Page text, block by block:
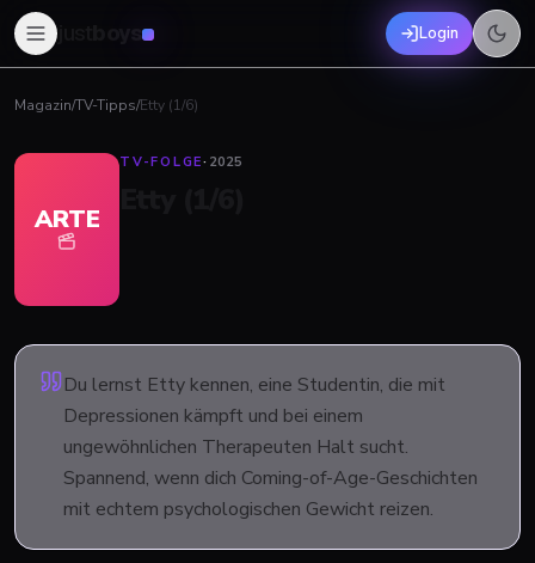
boys Login
Magazin/TV-Tipps/Etty (1/6)
ARTE
TV-FOLGE· 2025
Du lernst Etty kennen, eine Studentin, die mit
Depressionen kämpft und bei einem
ungewöhnlichen Therapeuten Halt sucht.
Spannend, wenn dich Coming-of-Age-Geschichten
mit echtem psychologischen Gewicht reizen.